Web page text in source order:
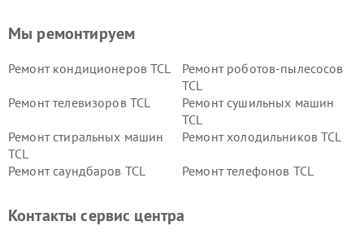
Мы ремонтируем
Ремонт кондиционеров TCL
Ремонт роботов-пылесосов
TCL
Ремонт телевизоров TCL
Ремонт сушильных машин
TCL
Ремонт стиральных машин
TCL
Ремонт холодильников TCL
Ремонт саундбаров TCL Ремонт телефонов TCL
Контакты сервис центра